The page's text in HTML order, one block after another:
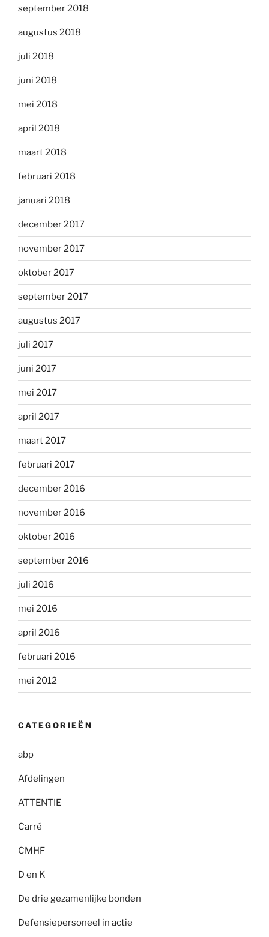
september 2018
augustus 2018
juli 2018
juni 2018
mei 2018
april 2018
maart 2018
februari 2018
januari 2018
december 2017
november 2017
oktober 2017
september 2017
augustus 2017
juli 2017
juni 2017
mei 2017
april 2017
maart 2017
februari 2017
december 2016
november 2016
oktober 2016
september 2016
juli 2016
mei 2016
april 2016
februari 2016
mei 2012
CATEGORIEËN
abp
Afdelingen
ATTENTIE
Carré
CMHF
D en K
De drie gezamenlijke bonden
Defensiepersoneel in actie